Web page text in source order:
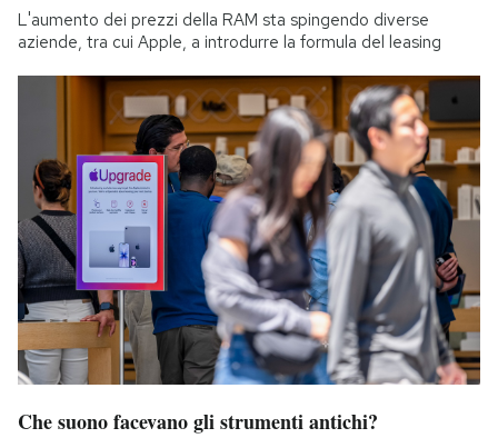
L'aumento dei prezzi della RAM sta spingendo diverse
aziende, tra cui Apple, a introdurre la formula del leasing
Che suono facevano gli strumenti antichi?